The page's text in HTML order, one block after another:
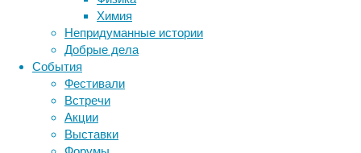
Химия
Непридуманные истории
Добрые дела
События
Фестивали
Встречи
Акции
Выставки
Medicineсотрудники
Вашингтонского
университета
в
Сент-
Луисе,
больничная
инфекция
может
лекарства
мозг наука неврология
нейробиология
нейрофизиология
поведение
сон социальные проблемы